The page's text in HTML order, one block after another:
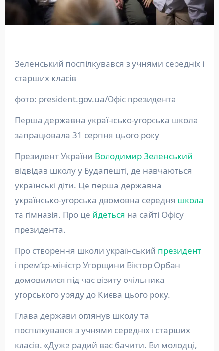
Зеленський поспілкувався з учнями середніх і
старших класів
фото: president.gov.ua/Офіс президента
Перша державна українсько-угорська школа
запрацювала 31 серпня цього року
Президент України Володимир Зеленський
відвідав школу у Будапешті, де навчаються
українські діти. Це перша державна
українсько-угорська двомовна середня школа
та гімназія. Про це йдеться на сайті Офісу
президента.
Про створення школи український президент
і прем’єр-міністр Угорщини Віктор Орбан
домовилися під час візиту очільника
угорського уряду до Києва цього року.
Глава держави оглянув школу та
поспілкувався з учнями середніх і старших
класів. «Дуже радий вас бачити. Ви молодці,